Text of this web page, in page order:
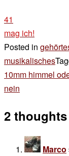
41
mag ich!
Posted in
musikalisches
10mm himmel
nein
2
Marco